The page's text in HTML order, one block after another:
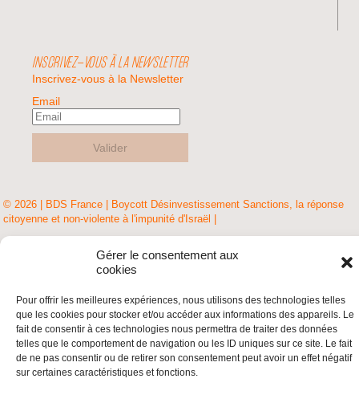
Gérer le consentement aux
cookies
Pour offrir les meilleures expériences, nous utilisons des technologies telles
que les cookies pour stocker et/ou accéder aux informations des appareils. Le
fait de consentir à ces technologies nous permettra de traiter des données
telles que le comportement de navigation ou les ID uniques sur ce site. Le fait
de ne pas consentir ou de retirer son consentement peut avoir un effet négatif
sur certaines caractéristiques et fonctions.
INSCRIVEZ-VOUS À LA NEWSLETTER
Inscrivez-vous à la Newsletter
Email
Valider
© 2026 | BDS France | Boycott Désinvestissement Sanctions, la réponse
citoyenne et non-violente à l'impunité d'Israël |